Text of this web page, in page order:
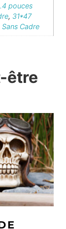
pouces
, 31*47
Cadre
être